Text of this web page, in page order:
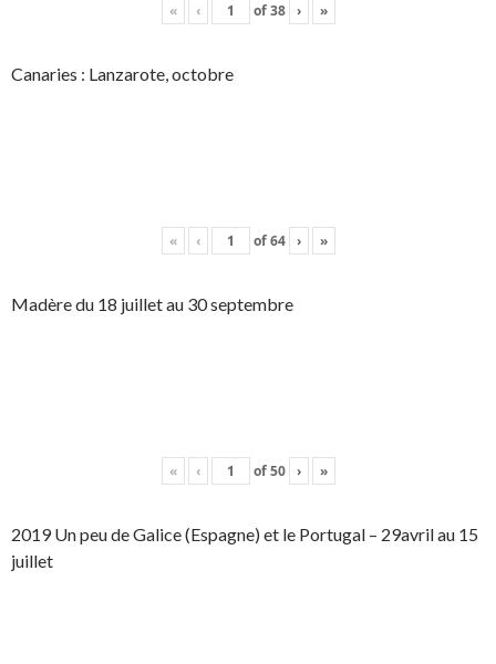
« ‹ of38 › »
Canaries : Lanzarote, octobre
« ‹ of64 › »
Madère du 18 juillet au 30 septembre
« ‹ of50 › »
2019 Un peu de Galice (Espagne) et le Portugal – 29avril au 15
juillet